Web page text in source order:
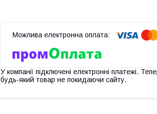
У компанії підключені електронні платежі.
будь-який товар не покидаючи сайту.